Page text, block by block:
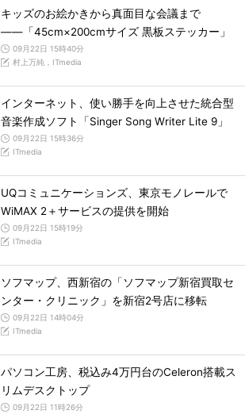
キッズのお絵かきから真面目な会議まで
――「45cm×200cmサイズ 黒板ステッカー」
09月22日 15時40分
村上万純，ITmedia
インターネット、使い勝手を向上させた統合型
音楽作成ソフト「Singer Song Writer Lite 9」
09月22日 15時36分
ITmedia
UQコミュニケーションズ、東京モノレールで
WiMAX 2＋サービスの提供を開始
09月22日 15時19分
ITmedia
ソフマップ、西新宿の「ソフマップ新宿買取セ
ンター・クリニック」を新宿2号店に移転
09月22日 14時04分
ITmedia
パソコン工房、税込み4万円台のCeleron搭載ス
リムデスクトップ
09月22日 11時26分